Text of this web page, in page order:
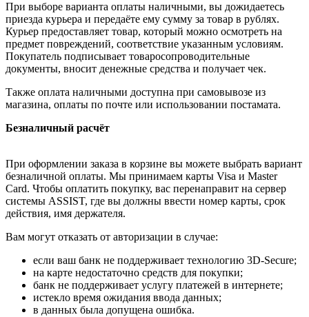
При выборе варианта оплаты наличными, вы дожидаетесь
приезда курьера и передаёте ему сумму за товар в рублях.
Курьер предоставляет товар, который можно осмотреть на
предмет повреждений, соответствие указанным условиям.
Покупатель подписывает товаросопроводительные
документы, вносит денежные средства и получает чек.
Также оплата наличными доступна при самовывозе из
магазина, оплаты по почте или использовании постамата.
Безналичный расчёт
При оформлении заказа в корзине вы можете выбрать вариант
безналичной оплаты. Мы принимаем карты Visa и Master
Card. Чтобы оплатить покупку, вас перенаправит на сервер
системы ASSIST, где вы должны ввести номер карты, срок
действия, имя держателя.
Вам могут отказать от авторизации в случае:
если ваш банк не поддерживает технологию 3D-Secure;
на карте недостаточно средств для покупки;
банк не поддерживает услугу платежей в интернете;
истекло время ожидания ввода данных;
в данных была допущена ошибка.